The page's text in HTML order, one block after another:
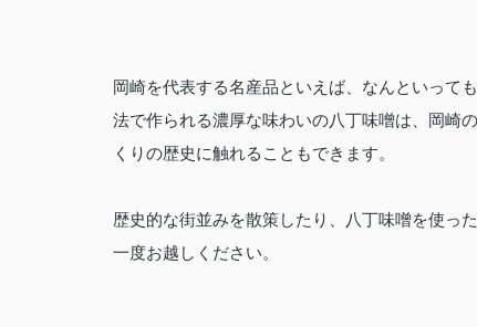
岡崎を代表する名産品といえば、なんといって
法で作られる濃厚な味わいの八丁味噌は、岡崎
くりの歴史に触れることもできます。
歴史的な街並みを散策したり、八丁味噌を使っ
一度お越しください。